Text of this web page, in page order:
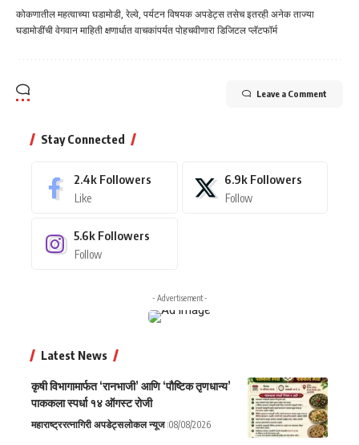
कोकणातील महत्वाच्या घडामोडी, रेल्वे, पर्यटन विषयक अपडेट्स तसेच इतरही अनेक ताज्या
घडामोडींची वेगवान माहिती क्षणार्धात वाचकांपर्यत पोहचवीणारा डिजिटल प्लॅटफॉर्म
Leave a Comment
Stay Connected
2.4k Followers
Like
6.9k Followers
Follow
5.6k Followers
Follow
- Advertisement -
Latest News
कृषी विभागामार्फत ‘रानभाजी’ आणि ‘पौष्टिक तृणधान्य’
पाककला स्पर्धा १४ ऑगस्ट रोजी
महाराष्ट्ररत्नागिरी अपडेट्सलोकल न्यूज 08/08/2026